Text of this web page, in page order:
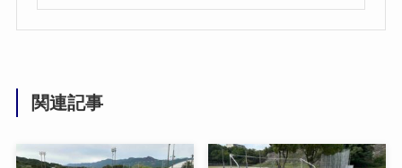
関連記事